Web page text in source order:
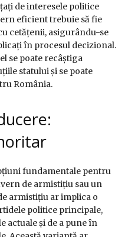
de interesele politice
eficient trebuie să fie
cetățenii, asigurându-se
în procesul decizional.
se poate recâștiga
statului și se poate
România.
fundamentale pentru
de armistițiu sau un
armistițiu ar implica o
politice principale,
actuale și de a pune în